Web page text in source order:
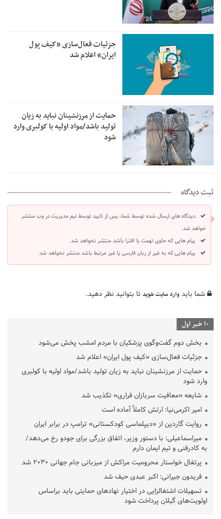
جزئیات فعال‌سازی «کیف پول
ایران» اعلام شد
حمایت از مرزنشینان نباید به زیان
تولید باشد/مواد اولیه با کولبری وارد
شود
ثبت دیدگاه
دیدگاه های ارسال شده توسط شما، پس از تایید توسط تیم مدیریت در وب منتشر
خواهد شد.
پیام هایی که حاوی تهمت یا افترا باشد منتشر نخواهد شد.
پیام هایی که به غیر از زبان فارسی یا غیر مرتبط باشد منتشر نخواهد شد.
شما باید وارد سایت شوید تا بتوانید نظر دهید.
10 خبر اول
بخش دوم گفت‌وگوی پزشکیان با مردم امشب پخش می‌شود
جزئیات فعال‌سازی «کیف پول ایران» اعلام شد
حمایت از مرزنشینان نباید به زیان تولید باشد/مواد اولیه با کولبری
وارد شود
شایعه «معافیت سربازان فراری» تکذیب شد
امیر اکرمی‌نیا: ارتش کاملاً آماده است
روایت گاردین از «دیپلماسی کودکستانی» ترامپ در برابر ایران
میراسماعیلی: با دستور وزیر، اتفاق بزرگی برای جودو رخ می‌دهد/
به کادرفنی و تیم ایمان دارم
پرتغال خواستار محرومیت مراکش از میزبانی جام جهانی ۲۰۳۰ شد
فریدون جیرانی: اکبر عبدی حیف شد
تسهیلات اشتغالزایی در اختیار نهادهای حمایتی باید براساس
اولویت‌های گیلان پرداخت شود